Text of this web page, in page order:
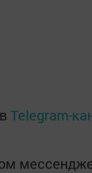
Telegram-